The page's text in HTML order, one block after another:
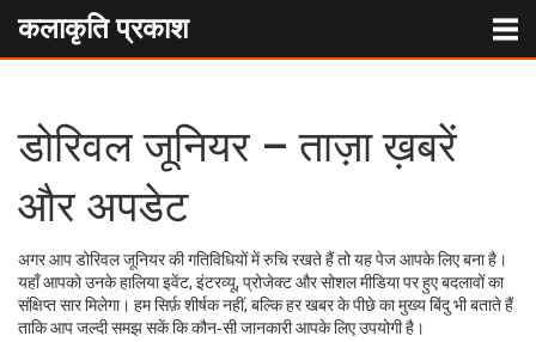
कलाकृति प्रकाश
डोरिवल जूनियर – ताज़ा ख़बरें
और अपडेट
अगर आप डोरिवल जूनियर की गतिविधियों में रुचि रखते हैं तो यह पेज आपके लिए बना है।
यहाँ आपको उनके हालिया इवेंट, इंटरव्यू, प्रोजेक्ट और सोशल मीडिया पर हुए बदलावों का
संक्षिप्त सार मिलेगा। हम सिर्फ़ शीर्षक नहीं, बल्कि हर खबर के पीछे का मुख्य बिंदु भी बताते हैं
ताकि आप जल्दी समझ सकें कि कौन‑सी जानकारी आपके लिए उपयोगी है।